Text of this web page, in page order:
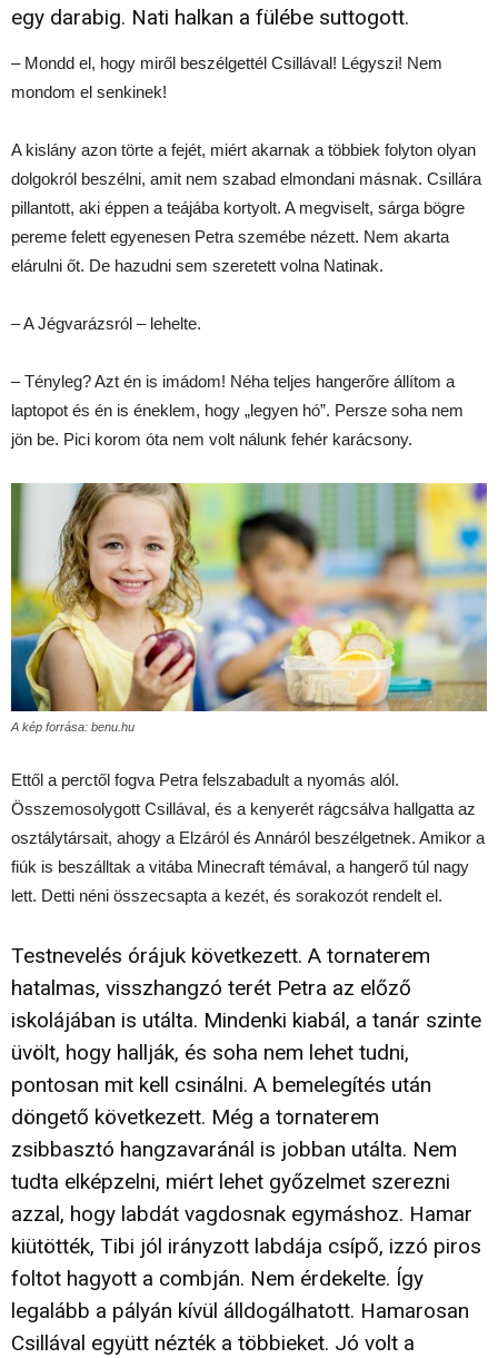
egy darabig. Nati halkan a fülébe suttogott.
– Mondd el, hogy miről beszélgettél Csillával! Légyszi! Nem
mondom el senkinek!
A kislány azon törte a fejét, miért akarnak a többiek folyton olyan
dolgokról beszélni, amit nem szabad elmondani másnak. Csillára
pillantott, aki éppen a teájába kortyolt. A megviselt, sárga bögre
pereme felett egyenesen Petra szemébe nézett. Nem akarta
elárulni őt. De hazudni sem szeretett volna Natinak.
– A Jégvarázsról – lehelte.
– Tényleg? Azt én is imádom! Néha teljes hangerőre állítom a
laptopot és én is éneklem, hogy „legyen hó”. Persze soha nem
jön be. Pici korom óta nem volt nálunk fehér karácsony.
A kép forrása: benu.hu
Ettől a perctől fogva Petra felszabadult a nyomás alól.
Összemosolygott Csillával, és a kenyerét rágcsálva hallgatta az
osztálytársait, ahogy a Elzáról és Annáról beszélgetnek. Amikor a
fiúk is beszálltak a vitába Minecraft témával, a hangerő túl nagy
lett. Detti néni összecsapta a kezét, és sorakozót rendelt el.
Testnevelés órájuk következett. A tornaterem
hatalmas, visszhangzó terét Petra az előző
iskolájában is utálta. Mindenki kiabál, a tanár szinte
üvölt, hogy hallják, és soha nem lehet tudni,
pontosan mit kell csinálni. A bemelegítés után
döngető következett. Még a tornaterem
zsibbasztó hangzavaránál is jobban utálta. Nem
tudta elképzelni, miért lehet győzelmet szerezni
azzal, hogy labdát vagdosnak egymáshoz. Hamar
kiütötték, Tibi jól irányzott labdája csípő, izzó piros
foltot hagyott a combján. Nem érdekelte. Így
legalább a pályán kívül álldogálhatott. Hamarosan
Csillával együtt nézték a többieket. Jó volt a